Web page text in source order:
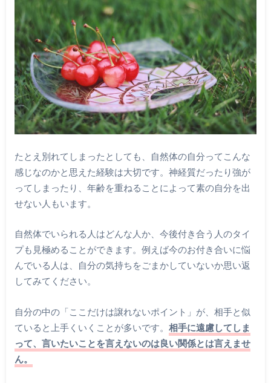
たとえ別れてしまったとしても、自然体の自分ってこんな
感じなのかと思えた経験は大切です。神経質だったり強が
ってしまったり、年齢を重ねることによって素の自分を出
せない人もいます。
自然体でいられる人はどんな人か、今後付き合う人のタイ
プも見極めることができます。例えば今のお付き合いに悩
んでいる人は、自分の気持ちをごまかしていないか思い返
してみてください。
自分の中の「ここだけは譲れないポイント」が、相手と似
ていると上手くいくことが多いです。 相手に遠慮してしま
って、言いたいことを言えないのは良い関係とは言えませ
ん。